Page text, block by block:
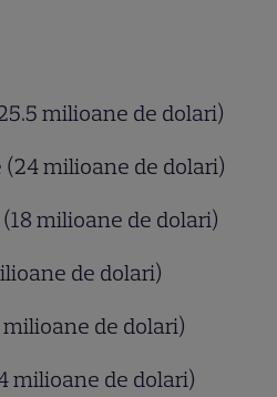
milioane de dolari)
milioane de dolari)
milioane de dolari)
de dolari)
de dolari)
milioane de dolari)